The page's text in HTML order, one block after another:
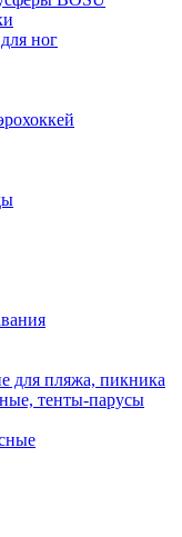
ног
для пляжа, пикника
тенты-парусы